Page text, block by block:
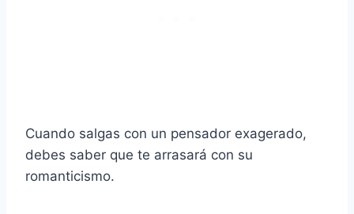
Cuando salgas con un pensador exagerado,
debes saber que te arrasará con su
romanticismo.